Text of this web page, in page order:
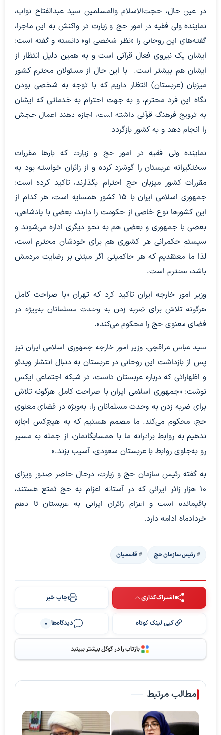
در عین حال، حجت‌الاسلام والمسلمین سید عبدالفتاح نواب،
نماینده ولی فقیه در امور حج و زیارت در واکنش به این ماجرا،
گفته‌های این روحانی را «نظر شخصی او» دانسته و گفته است:
ایشان یک نیروی فعال قرآنی است و به همین دلیل انتظار از
ایشان هم بیشتر است. با این حال از مسئولان محترم کشور
میزبان (عربستان) انتظار داریم که با توجه به شخصی بودن
نگاه این فرد محترم، و به جهت احترام به خدماتی که ایشان
به ترویج فرهنگ قرآنی داشته است، اجازه دهند اعمال حجش
را انجام دهد و به کشور بازگردد.
نماینده ولی فقیه در امور حج و زیارت که بارها مقررات
سختگیرانه عربستان را گوشزد کرده و از زائران خواسته بود به
مقررات کشور میزبان حج احترام بگذارند، تاکید کرده است:
جمهوری اسلامی ایران با ۱۵ کشور همسایه است، هر کدام از
این کشورها نوع خاصی از حکومت را دارند، بعضی با پادشاهی،
بعضی با جمهوری و بعضی هم به نحو دیگری اداره می‌شوند و
سیستم حکمرانی هر کشوری هم برای خودشان محترم است،
لذا ما معتقدیم که هر حاکمیتی اگر مبتنی بر رضایت مردمش
باشد، محترم است.
وزیر امور خارجه ایران تاکید کرد که تهران «با صراحت کامل
هرگونه تلاش برای ضربه زدن به وحدت مسلمانان به‌ویژه در
فضای معنوی حج را محکوم می‌کند».
سید عباس عراقچی، وزیر امور خارجه جمهوری اسلامی ایران نیز
پس از بازداشت این روحانی در عربستان به دنبال انتشار ویدئو
و اظهاراتی که درباره عربستان داست، در شبکه اجتماعی ایکس
نوشت: «جمهوری اسلامی ایران با صراحت کامل هرگونه تلاش
برای ضربه زدن به وحدت مسلمانان را، به‌ویژه در فضای معنوی
حج، محکوم می‌کند. ما مصمم هستیم که به هیچ‌کس اجازه
ندهیم به روابط برادرانه ما با همسایگانمان، از جمله به مسیر
رو به‌جلوی روابط با عربستان سعودی، آسیب بزند.»
به گفته رئیس سازمان حج و زیارت، درحال حاضر صدور ویزای
۱۰ هزار زائر ایرانی که در آستانه اعزام به حج تمتع هستند،
باقیمانده است و اعزام زائران ایرانی به عربستان تا دهم
خردادماه ادامه دارد.
رئیس سازمان حج قاسمیان
اشتراک‌گذاری چاپ خبر
کپی لینک کوتاه دیدگاه‌ها 0
بازتاب را در گوگل بیشتر ببینید
مطالب مرتبط